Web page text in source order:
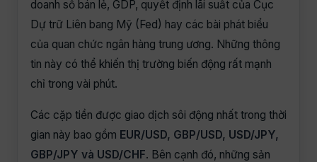
doanh số bán lẻ, GDP, quyết định lãi suất của Cục
Dự trữ Liên bang Mỹ (Fed) hay các bài phát biểu
của quan chức ngân hàng trung ương. Những thông
tin này có thể khiến thị trường biến động rất mạnh
chỉ trong vài phút.
Các cặp tiền được giao dịch sôi động nhất trong thời
gian này bao gồm EUR/USD, GBP/USD, USD/JPY,
GBP/JPY và USD/CHF. Bên cạnh đó, những sản